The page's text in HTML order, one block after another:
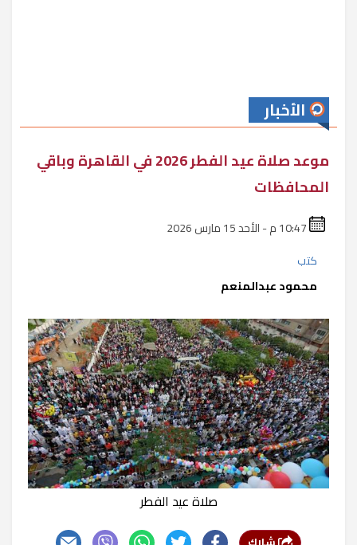
الأخبار
موعد صلاة عيد الفطر 2026 في القاهرة وباقي
المحافظات
كتب
محمود عبدالمنعم
صلاة عيد الفطر